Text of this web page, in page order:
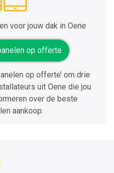
voor jouw dak in Oene
op offerte
op offerte’ om drie
uit Oene die jou
over de beste
aankoop.